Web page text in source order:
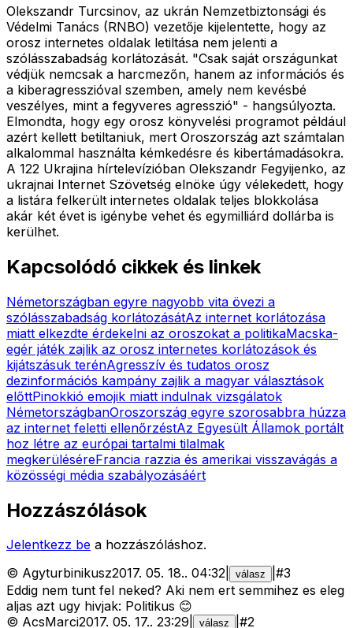
Olekszandr Turcsinov, az ukrán Nemzetbiztonsági és
Védelmi Tanács (RNBO) vezetője kijelentette, hogy az
orosz internetes oldalak letiltása nem jelenti a
szólásszabadság korlátozását. "Csak saját országunkat
védjük nemcsak a harcmezőn, hanem az információs és
a kiberagresszióval szemben, amely nem kevésbé
veszélyes, mint a fegyveres agresszió" - hangsúlyozta.
Elmondta, hogy egy orosz könyvelési programot például
azért kellett betiltaniuk, mert Oroszország azt számtalan
alkalommal használta kémkedésre és kibertámadásokra.
A 122 Ukrajina hírtelevízióban Olekszandr Fegyijenko, az
ukrajnai Internet Szövetség elnöke úgy vélekedett, hogy
a listára felkerült internetes oldalak teljes blokkolása
akár két évet is igénybe vehet és egymilliárd dollárba is
kerülhet.
Kapcsolódó cikkek és linkek
Németországban egyre nagyobb vita övezi a
szólásszabadság korlátozásátAz internet korlátozása
miatt elkezdte érdekelni az oroszokat a politikaMacska-
egér játék zajlik az orosz internetes korlátozások és
kijátszásuk terénAgresszív és tudatos orosz
dezinformációs kampány zajlik a magyar választások
előttPinokkió emojik miatt indulnak vizsgálatok
NémetországbanOroszország egyre szorosabbra húzza
az internet feletti ellenőrzéstAz Egyesült Államok portált
hoz létre az európai tartalmi tilalmak
megkerüléséreFrancia razzia és amerikai visszavágás a
közösségi média szabályozásáért
Hozzászólások
Jelentkezz be a hozzászóláshoz.
© Agyturbinikusz2017. 05. 18.. 04:32 válasz #3
Eddig nem tunt fel neked? Aki nem ert semmihez es eleg
aljas azt ugy hivjak: Politikus 😊
© AcsMarci2017. 05. 17.. 23:29 válasz #2